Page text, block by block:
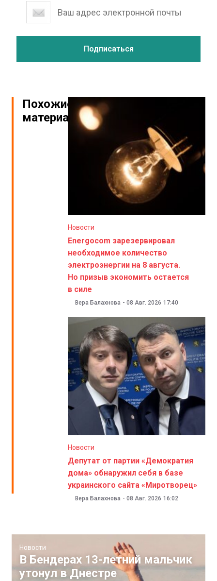
Похожие
материалы
Новости
Energocom зарезервировал
необходимое количество
электроэнергии на 8 августа.
Но призыв экономить остается
в силе
Вера Балахнова - 08 Авг. 2026 17:40
Новости
Депутат от партии «Демократия
дома» обнаружил себя в базе
украинского сайта «Миротворец»
Вера Балахнова - 08 Авг. 2026 16:02
Новости
В Бендерах 13-летний мальчик
утонул в Днестре